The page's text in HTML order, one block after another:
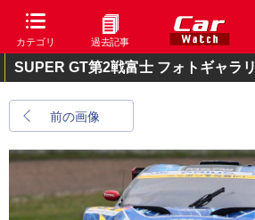
カテゴリ 過去記事
SUPER GT第2戦富士 フォトギャラ
前の画像